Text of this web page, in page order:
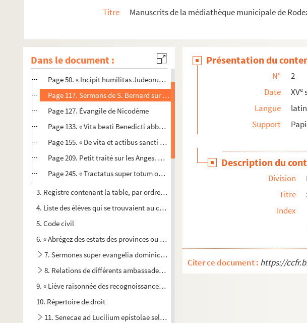
Titre
Manuscrits de la médiathèque municipale de
Dans le document :
1. Commentaire de droit canon
Page 1. « Opusculum de actione missarum... collectum... ex verbis sanctorum
Page 40. « Epistola B. Jeronimi de septem gradibus ecclesie »
Page 50. « Incipit humilitas Judeorum vel christianorum contra superbiam
Page 117. Sermons de S. Bernard sur la dédicace des églises
Page 127. Évangile de Nicodème
Page 133. « Vita beati Benedicti abbatis, edita a beato Gregorio papa »
Page 155. « De vita et actibus sancti Jeronimi presbiteri ex gestis ejus »
Page 209. Petit traité sur les Anges. — Incipit : « Angelica natura est tam excelsa... »
Page 245. « Tractatus super totum officium misse editus et compilatus per fratrem
3. Registre contenant la table, par ordre de matières, des décrets rendus par
4. Liste des élèves qui se trouvaient au collége des Jésuites de Rodez en 1698 et
5. Code civil
6. « Abrégez des estats des provinces ou généralitez du royaume. »
7. Sermones super evangelia dominicalia. — Incipit : « Erunt signa in sole et luna... »
8. Relations de différents ambassadeurs vénitiens
9. « Liève raisonnée des recognoissances d'Albinhac faites par M. Senac, féodiste, et
10. Répertoire de droit
11. Senecae ad Lucilium epistolae selectae. Paris, 1602
Présentation du
N°
2
Date
XVe
Langue
latin
Support
Description du
Division
Titre
Index
Citer ce document : https://